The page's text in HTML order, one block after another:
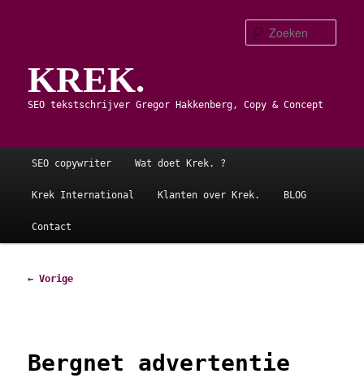
primaire
inhoudKREK.
SEO tekstschrijver Gregor Hakkenberg, Copy & Concept
Hoofdmenu
SEO copywriter Wat doet Krek. ?
Krek International Klanten over Krek. BLOG
Contact
Afbeeldingsnavigatie
← Vorige
Bergnet advertentie